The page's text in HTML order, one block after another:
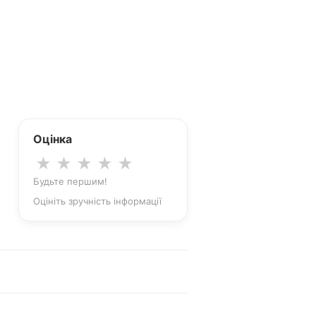
Оцінка
★ ★ ★ ★ ★
Будьте першим!
Оцініть зручність інформації